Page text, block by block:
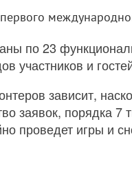
по 23
участников и
зависит,
заявок, порядка
проведет игры и